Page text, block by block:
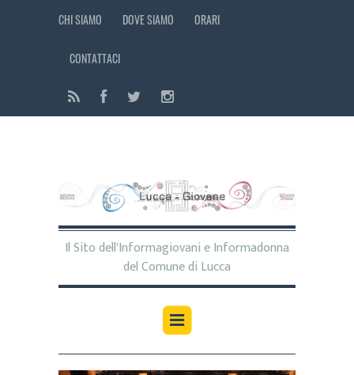
CHI SIAMO DOVE SIAMO ORARI
CONTATTACI
Il Sito dell'Informagiovani e Informadonna
del Comune di Lucca